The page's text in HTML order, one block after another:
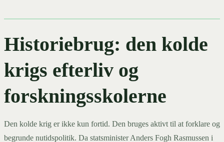
Historiebrug: den kolde
krigs efterliv og
forskningsskolerne
Den kolde krig er ikke kun fortid. Den bruges aktivt til at forklare og
begrunde nutidspolitik. Da statsminister Anders Fogh Rasmussen i